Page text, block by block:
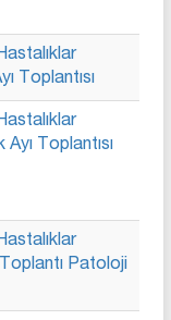
Toplantısı
Ayı Toplantısı
Patoloji